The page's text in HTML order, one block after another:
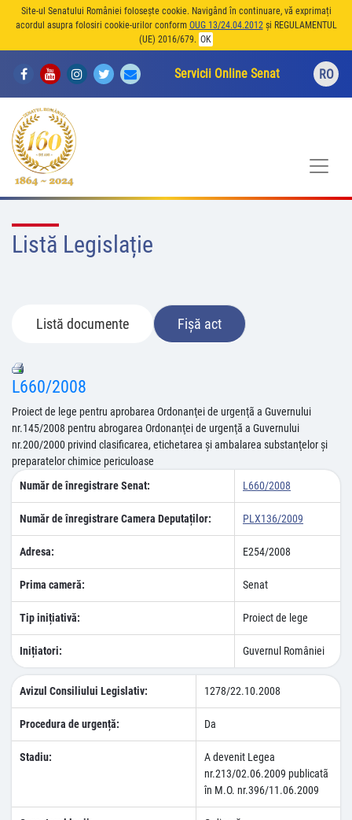
Site-ul Senatului României folosește cookie. Navigând în continuare, vă exprimați
acordul asupra folosiri cookie-urilor conform OUG 13/24.04.2012și REGULAMENTUL
(UE) 2016/679. OK
Servicii Online Senat RO
Listă Legislație
Listă documente Fișă act
L660/2008
Proiect de lege pentru aprobarea Ordonanţei de urgenţã a Guvernului
nr.145/2008 pentru abrogarea Ordonanţei de urgenţă a Guvernului
nr.200/2000 privind clasificarea, etichetarea şi ambalarea substanţelor şi
preparatelor chimice periculoase
Număr de înregistrare Senat:
L660/2008
Număr de înregistrare Camera Deputaților: PLX136/2009
Adresa: E254/2008
Prima cameră: Senat
Tip inițiativă: Proiect de lege
Inițiatori: Guvernul României
Avizul Consiliului Legislativ: 1278/22.10.2008
Procedura de urgență: Da
Stadiu:
A devenit Legea
nr.213/02.06.2009 publicatã
în M.O. nr.396/11.06.2009